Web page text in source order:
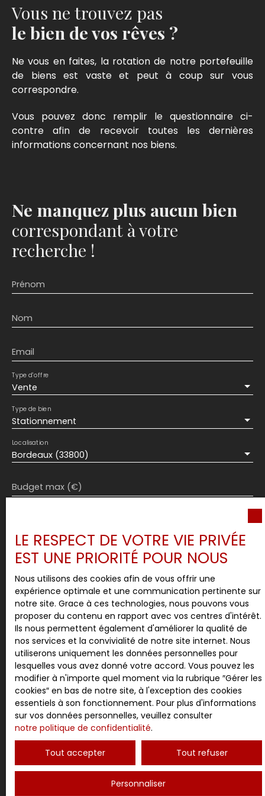
(VENTES) sur immeubles, appartements, maisons,
terrains, garages, hangars… LOCATION/GESTION –
ESTIMATIONS – ETUDES DE DIVISIONS DE TERRAINS
2016 000 012 242
Vous ne trouvez pas
le bien de vos rêves ?
Ne vous en faites, la rotation de notre portefeuille
de biens est vaste et peut à coup sur vous
correspondre.
Vous pouvez donc remplir le questionnaire ci-
contre afin de recevoir toutes les dernières
informations concernant nos biens.
Ne manquez plus aucun bien
correspondant à votre
recherche !
Prénom
Nom
Email
Vente
Type d'offre
Stationnement
Type de bien
Bordeaux (33800)
Localisation
Budget max (€)
J'accepte le traitement de mes données
personnelles conformément au RGPD. Si vous ne
souhaitez pas faire l'objet de prospection
commerciale par voie téléphonique, vous pouvez
vous inscrire gratuitement sur la liste d'opposition
au démarchage téléphonique, prévu par l'article
L223-1 du code de la consommation, sur le site
Internet www.bloctel.gouv.fr ou par courrier
adressé à :
Société Worldline, Service Bloctel, CS 61311, 41013
BLOIS CEDEX.
Pour en savoir plus sur le traitement de vos
données personnelles, veuillez consulter notre
politique de confidentialité.
LE RESPECT DE VOTRE VIE PRIVÉE
EST UNE PRIORITÉ POUR NOUS
Nous utilisons des cookies afin de vous offrir une
expérience optimale et une communication pertinente sur
notre site. Grace à ces technologies, nous pouvons vous
proposer du contenu en rapport avec vos centres d'intérêt.
Ils nous permettent également d'améliorer la qualité de
nos services et la convivialité de notre site internet. Nous
utiliserons uniquement les données personnelles pour
lesquelles vous avez donné votre accord. Vous pouvez les
modifier à n'importe quel moment via la rubrique ″Gérer les
cookies″ en bas de notre site, à l'exception des cookies
essentiels à son fonctionnement. Pour plus d'informations
sur vos données personnelles, veuillez consulter
notre politique de confidentialité.
Tout accepter Tout refuser
Personnaliser